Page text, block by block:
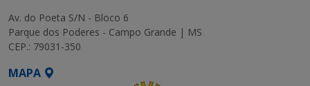
Av. do Poeta S/N - Bloco 6
Parque dos Poderes - Campo Grande | MS
CEP.: 79031-350
MAPA